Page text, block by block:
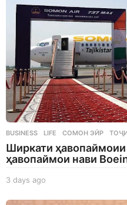
BUSINESS ,LIFE СОМОН ЭЙР ,
Ширкати
ҳавопаймои нави
3 days ago
a